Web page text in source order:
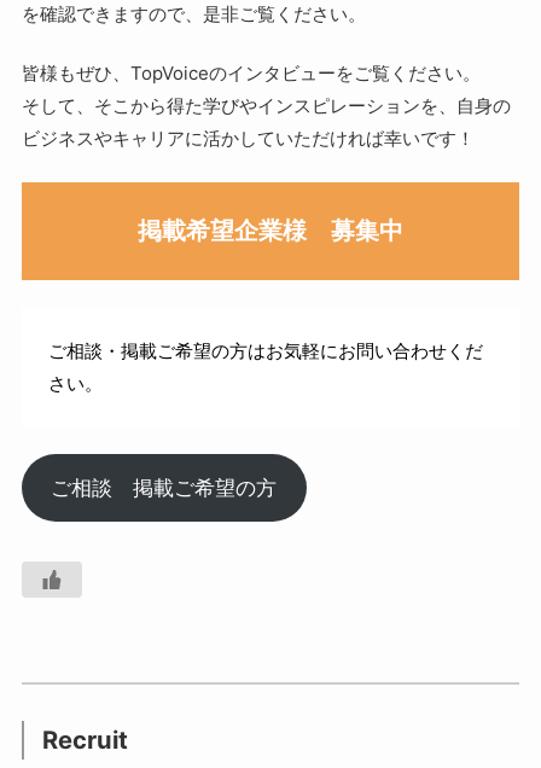
を確認できますので、是非ご覧ください。
皆様もぜひ、TopVoiceのインタビューをご覧ください。
そして、そこから得た学びやインスピレーションを、自身の
ビジネスやキャリアに活かしていただければ幸いです！
掲載希望企業様 募集中
ご相談・掲載ご希望の方はお気軽にお問い合わせくだ
さい。
ご相談 掲載ご希望の方
Recruit